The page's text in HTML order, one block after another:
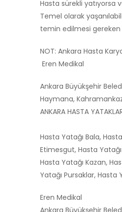
Hasta sürekli yatıyorsa
Temel olarak
temin edilmesi gereken
NOT: Ankara Hasta
Eren Medikal
Ankara Büyükşehir
Haymana,
ANKARA HASTA
Hasta Yatağı Bala,
Etimesgut, Hasta
Hasta Yatağı Kazan,
Yatağı Pursaklar, Hasta
Eren Medikal
Ankara Büyükşehir